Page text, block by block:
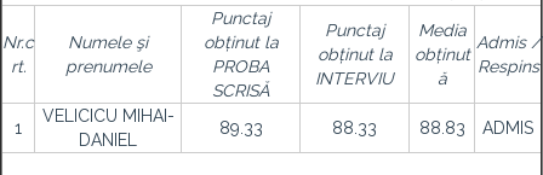
Nr.c
rt.
Numele şi
prenumele
Punctaj
obținut la
PROBA
SCRISĂ
Punctaj
obținut la
INTERVIU
Media
obținut
ă
Admis /
Respins
1
VELICICU MIHAI-
DANIEL
89.33 88.33 88.83 ADMIS